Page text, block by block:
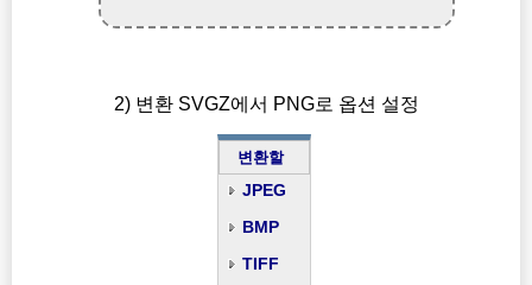
2) 변환 SVGZ에서 PNG로 옵션 설정
변환할
JPEG
BMP
TIFF